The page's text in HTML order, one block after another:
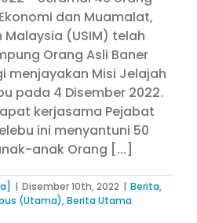
dan Muamalat,
Malaysia (USIM) telah
Orang Asli Baner
menjayakan Misi Jelajah
pada 4 Disember 2022.
kerjasama Pejabat
ini menyantuni 50
anak Orang [...]
| Disember 10th, 2022 | Berita,
(Utama),Berita Utama